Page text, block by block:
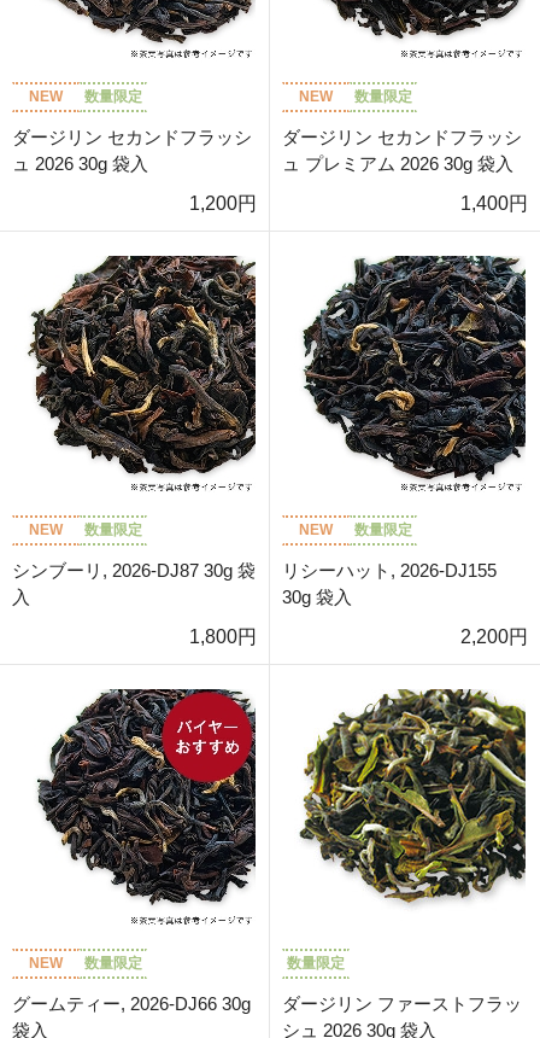
NEW 数量限定
ダージリン セカンドフラッシ
ュ 2026 30g 袋入
1,200円
NEW 数量限定
ダージリン セカンドフラッシ
ュ プレミアム 2026 30g 袋入
1,400円
NEW 数量限定
シンブーリ, 2026-DJ87 30g 袋
入
1,800円
NEW 数量限定
リシーハット, 2026-DJ155
30g 袋入
2,200円
NEW 数量限定
グームティー, 2026-DJ66 30g
袋入
数量限定
ダージリン ファーストフラッ
シュ 2026 30g 袋入